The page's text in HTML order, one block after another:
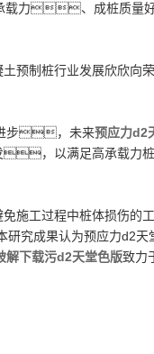
力、成桩质量
预制桩行业发展欣
步，未来预应力d2
，以满足高承载力
过程中桩体损伤的工
本研究成果认为预应
解下载污d2天堂色版致力